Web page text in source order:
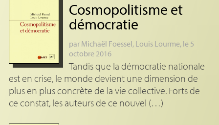
Cosmopolitisme et
démocratie
par Michaël Foessel, Louis Lourme, le 5
octobre 2016
Tandis que la démocratie nationale
est en crise, le monde devient une dimension de
plus en plus concrète de la vie collective. Forts de
ce constat, les auteurs de ce nouvel (…)